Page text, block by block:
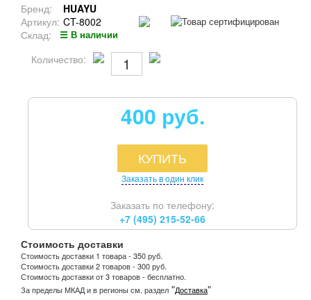
Бренд:
HUAYU
Артикул: CT-8002
Склад:
☰ В наличии
Количество:
400 руб.
КУПИТЬ
Заказать в один клик
Заказать по телефону:
+7 (495) 215-52-66
Стоимость доставки
Стоимость доставки 1 товара - 350 руб.
Стоимость доставки 2 товаров - 300 руб.
Стоимость доставки от 3 товаров - бесплатно.
За пределы МКАД и в регионы см. раздел "Доставка"